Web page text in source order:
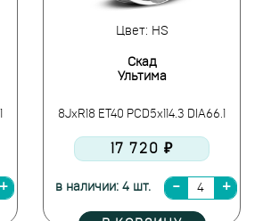
Цвет: HS
Скад
Ультима
8JxR18 ET40 PCD5x114.3 DIA66.1
17 720 ₽
в наличии: 4 шт.